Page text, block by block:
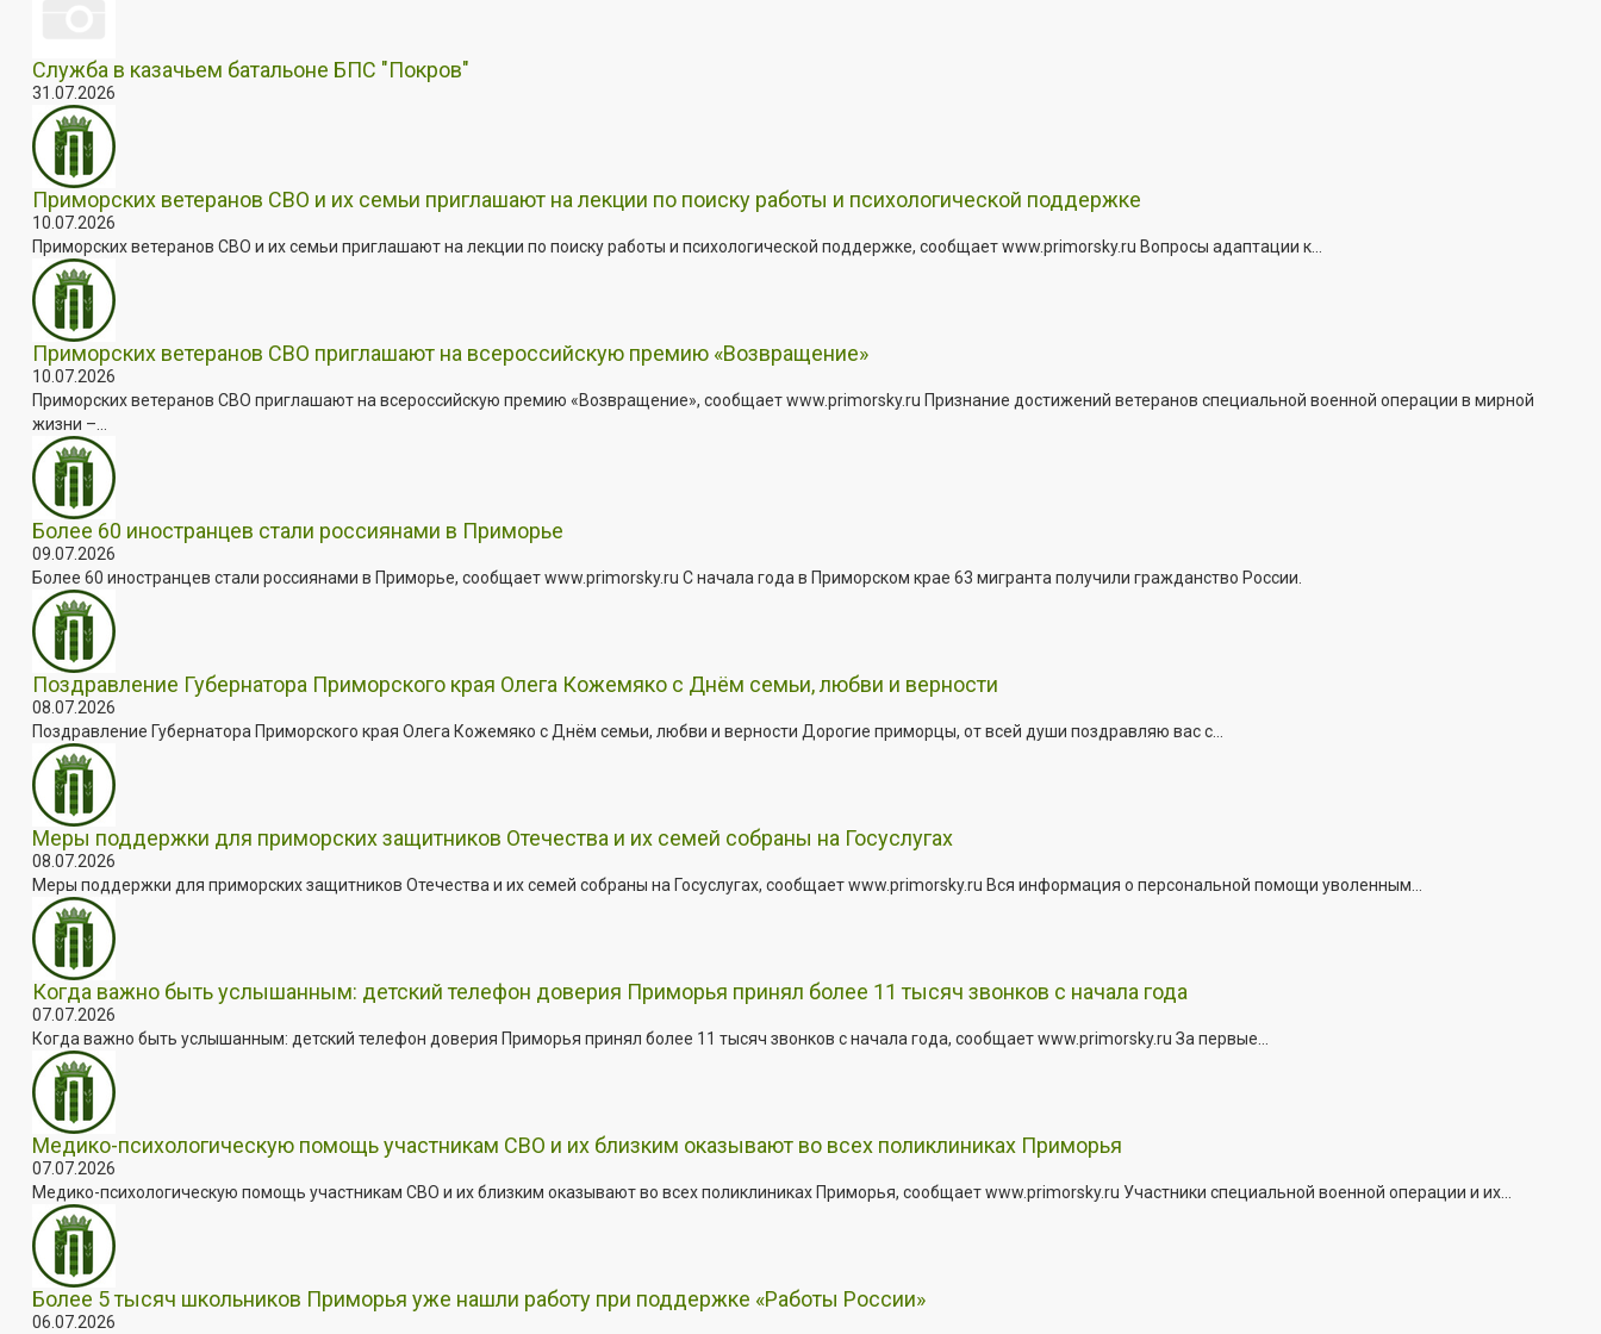
Служба в казачьем батальоне БПС "Покров"
31.07.2026
Приморских ветеранов СВО и их семьи приглашают на лекции по поиску работы и психологической поддержке
10.07.2026
Приморских ветеранов СВО и их семьи приглашают на лекции по поиску работы и психологической поддержке, сообщает www.primorsky.ru Вопросы адаптации к...
Приморских ветеранов СВО приглашают на всероссийскую премию «Возвращение»
10.07.2026
Приморских ветеранов СВО приглашают на всероссийскую премию «Возвращение», сообщает www.primorsky.ru Признание достижений ветеранов специальной военной операции в мирной
жизни –...
Более 60 иностранцев стали россиянами в Приморье
09.07.2026
Более 60 иностранцев стали россиянами в Приморье, сообщает www.primorsky.ru С начала года в Приморском крае 63 мигранта получили гражданство России.
Поздравление Губернатора Приморского края Олега Кожемяко с Днём семьи, любви и верности
08.07.2026
Поздравление Губернатора Приморского края Олега Кожемяко с Днём семьи, любви и верности Дорогие приморцы, от всей души поздравляю вас с...
Меры поддержки для приморских защитников Отечества и их семей собраны на Госуслугах
08.07.2026
Меры поддержки для приморских защитников Отечества и их семей собраны на Госуслугах, сообщает www.primorsky.ru Вся информация о персональной помощи уволенным...
Когда важно быть услышанным: детский телефон доверия Приморья принял более 11 тысяч звонков с начала года
07.07.2026
Когда важно быть услышанным: детский телефон доверия Приморья принял более 11 тысяч звонков с начала года, сообщает www.primorsky.ru За первые...
Медико-психологическую помощь участникам СВО и их близким оказывают во всех поликлиниках Приморья
07.07.2026
Медико-психологическую помощь участникам СВО и их близким оказывают во всех поликлиниках Приморья, сообщает www.primorsky.ru Участники специальной военной операции и их...
Более 5 тысяч школьников Приморья уже нашли работу при поддержке «Работы России»
06.07.2026